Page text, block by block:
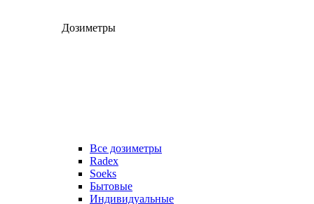
Дозиметры
Все дозиметры
Radex
Soeks
Бытовые
Индивидуальные